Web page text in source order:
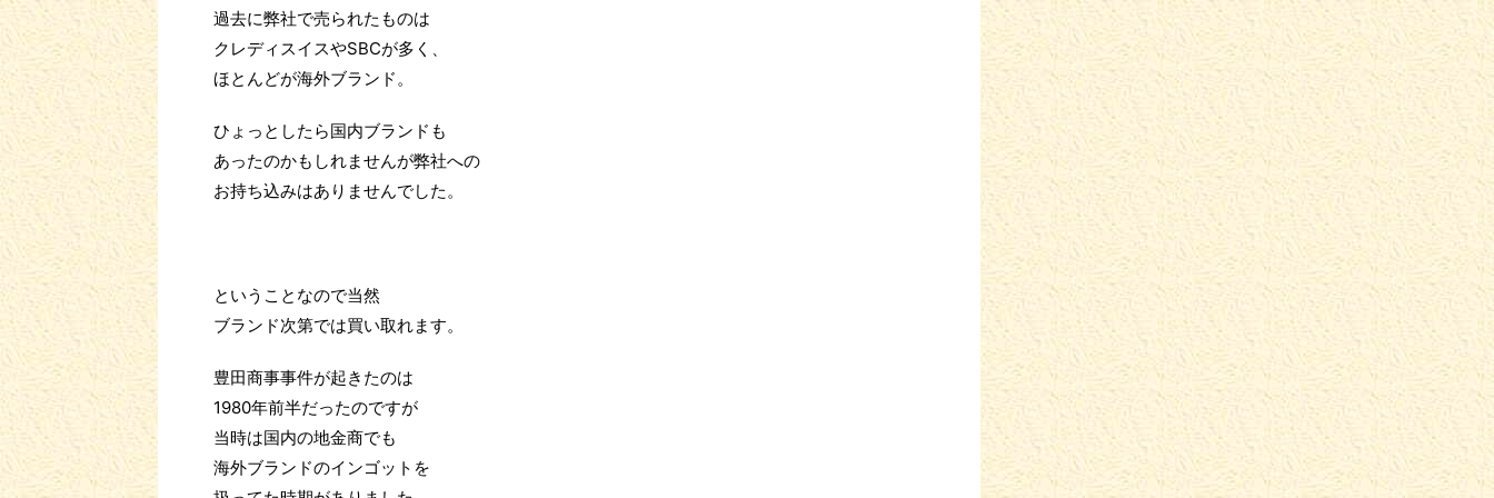
過去に弊社で売られたものは
クレディスイスやSBCが多く、
ほとんどが海外ブランド。
ひょっとしたら国内ブランドも
あったのかもしれませんが弊社への
お持ち込みはありませんでした。
ということなので当然
ブランド次第では買い取れます。
豊田商事事件が起きたのは
1980年前半だったのですが
当時は国内の地金商でも
海外ブランドのインゴットを